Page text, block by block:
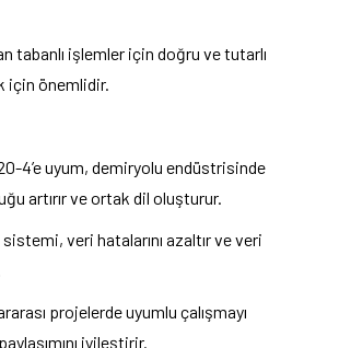
tabanlı işlemler için doğru ve tutarlı
için önemlidir.
4’e uyum, demiryolu endüstrisinde
artırır ve ortak dil oluşturur.
veri hatalarını azaltır ve veri
projelerde uyumlu çalışmayı
iyileştirir.